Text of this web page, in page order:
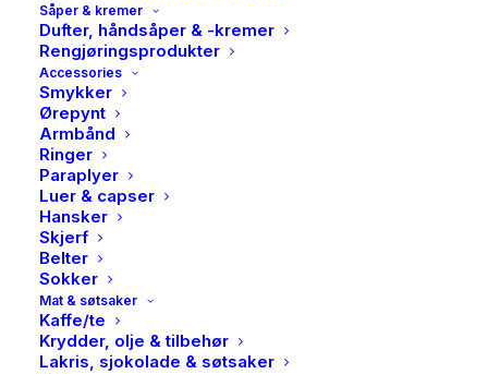
Såper & kremer
Dufter, håndsåper & -kremer
Rengjøringsprodukter
Accessories
Smykker
Ørepynt
Armbånd
Ringer
Paraplyer
Luer & capser
Hansker
Skjerf
Belter
Sokker
Mat & søtsaker
Kaffe/te
Krydder, olje & tilbehør
Lakris, sjokolade & søtsaker
HK Living, Tea cups, Neo,
2stk
399,00 kr
Den nye keramikkolleksjonen fra 70-tallet henter